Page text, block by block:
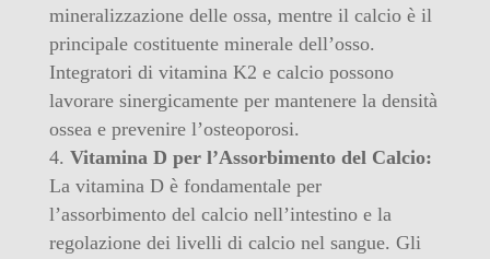
mineralizzazione delle ossa, mentre il calcio è il
principale costituente minerale dell’osso.
Integratori di vitamina K2 e calcio possono
lavorare sinergicamente per mantenere la densità
ossea e prevenire l’osteoporosi.
Vitamina D per l’Assorbimento del Calcio:
La vitamina D è fondamentale per
l’assorbimento del calcio nell’intestino e la
regolazione dei livelli di calcio nel sangue. Gli